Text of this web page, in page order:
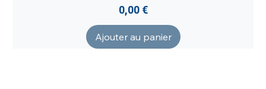
Prix
0,00 €
Ajouter au panier